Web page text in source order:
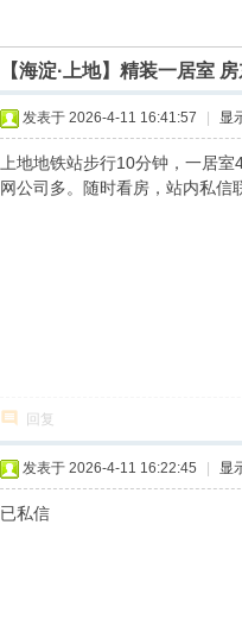
【海淀·上地】精装一居室
发表于 2026-4-11 16:41:57 显
上地地铁站步行10分钟，一居
网公司多。随时看房，站内私信
回复
发表于 2026-4-11 16:22:45 显
已私信